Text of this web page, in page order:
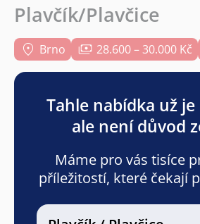
Plavčík/Plavčice
Brno 28.600 – 30.000 Kč
Tahle nabídka už je
ale není důvod
Máme pro vás tisíce
příležitostí, které čekají